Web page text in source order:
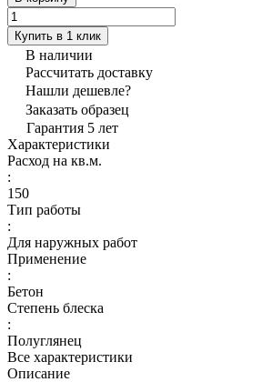
Купить в 1 клик
В наличии
Рассчитать доставку
Нашли дешевле?
Заказать образец
Гарантия 5 лет
Характеристики
Расход на кв.м.
:
150
Тип работы
:
Для наружных работ
Применение
:
Бетон
Степень блеска
:
Полуглянец
Все характеристики
Описание